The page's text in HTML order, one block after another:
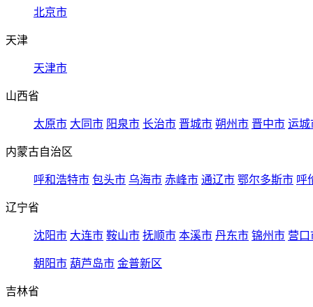
北京市
天津
天津市
山西省
太原市 大同市 阳泉市 长治市 晋城市 朔州市 晋中市 运城
内蒙古自治区
呼和浩特市 包头市 乌海市 赤峰市 通辽市 鄂尔多斯市 呼
辽宁省
沈阳市 大连市 鞍山市 抚顺市 本溪市 丹东市 锦州市 营口
朝阳市 葫芦岛市 金普新区
吉林省